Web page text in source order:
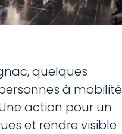
quelques
à mobilité
action pour un
et rendre visible